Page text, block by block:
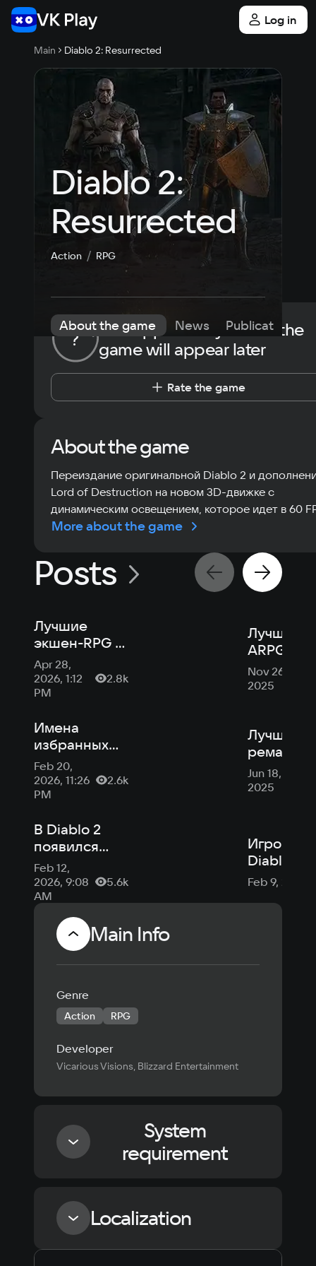
Log in
Main Diablo 2: Resurrected
Diablo 2:
Resurrected
Action RPG
About the game News Publications
?
The opportunity to rate the
game will appear later
Rate the game
About the game
Переиздание оригинальной Diablo 2 и
Lord of Destruction на новом 3D-движке с
динамическим освещением, которое идет в 60
More about the game
Posts
Лучшие
экшен-RPG в
2026 году
Apr 28,
2026, 1:12
PM
2.8k
Имена
избранных
игроков
Diablo
высекут на
офисе
Blizzard
Feb 20,
2026, 11:26
PM
2.6k
В Diablo 2
появился
новый класс
— спустя 25
лет после
релиза
Feb 12,
2026, 9:08
AM
5.6k
Лучшие
ARPG в
году
Nov 26,
2025
Лучшие
ремейки
Jun 18,
2025
Игроку
Diablo 2:
000 000
Feb 9, 2024
Main Info
Genre
Action RPG
Developer
Vicarious Visions, Blizzard Entertainment
System
requirement
Minimum
Processor
Localization